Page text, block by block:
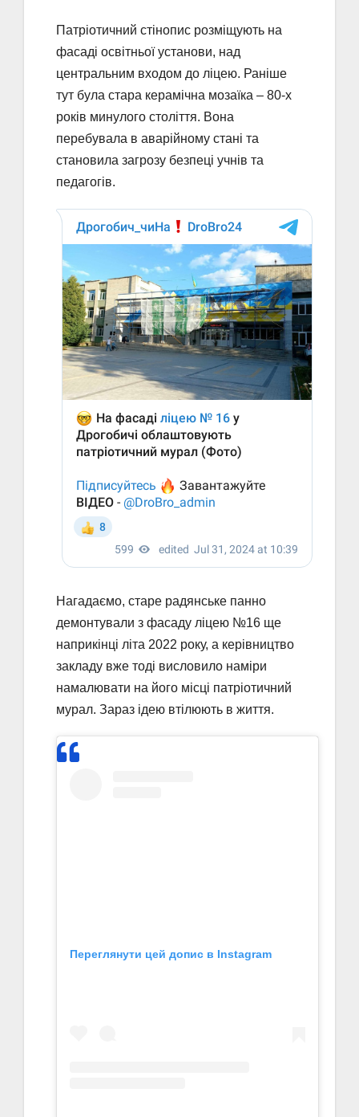
Патріотичний стінопис розміщують на
фасаді освітньої установи, над
центральним входом до ліцею. Раніше
тут була стара керамічна мозаїка – 80-х
років минулого століття. Вона
перебувала в аварійному стані та
становила загрозу безпеці учнів та
педагогів.
Нагадаємо, старе радянське панно
демонтували з фасаду ліцею №16 ще
наприкінці літа 2022 року, а керівництво
закладу вже тоді висловило наміри
намалювати на його місці патріотичний
мурал. Зараз ідею втілюють в життя.
Переглянути цей допис в Instagram